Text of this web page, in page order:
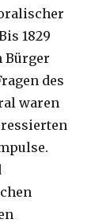
1829
Bürger
des
waren